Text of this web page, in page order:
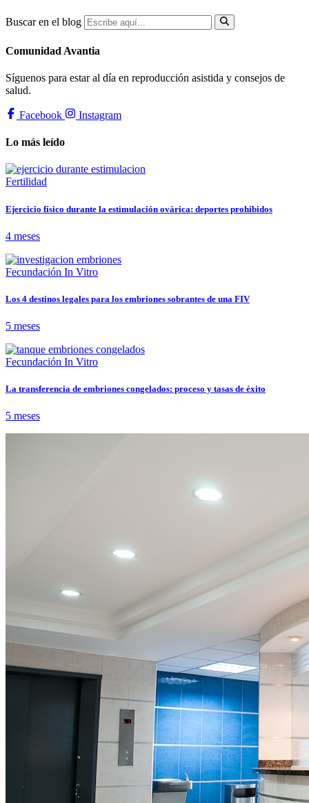
Buscar en el blog
Comunidad Avantia
Síguenos para estar al día en reproducción asistida y consejos de
salud.
Facebook Instagram
Lo más leído
Fertilidad
Ejercicio físico durante la estimulación ovárica: deportes prohibidos
4 meses
Fecundación In Vitro
Los 4 destinos legales para los embriones sobrantes de una FIV
5 meses
Fecundación In Vitro
La transferencia de embriones congelados: proceso y tasas de éxito
5 meses